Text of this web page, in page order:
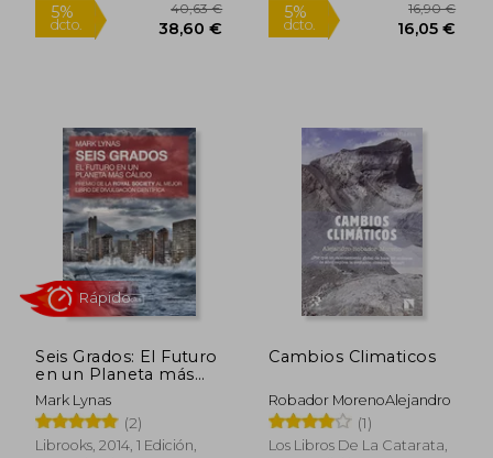
5%
dcto.
40,63 €
38,60 €
5%
dcto.
Seis Grados: El Futuro
en un Planeta más
Cálido
Mark Lynas
(2)
Librooks, 2014, 1 Edición,
Cambios Climaticos
Robador MorenoAlejandro
(1)
Los Libros De La Catarata,